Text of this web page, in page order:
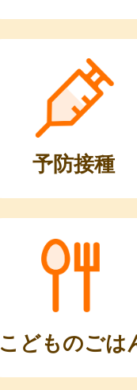
予防接種
こどものごは